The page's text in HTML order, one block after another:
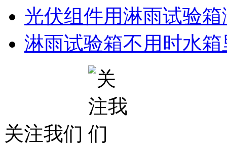
光伏组件用淋雨试验箱
淋雨试验箱不用时水箱
关注我们